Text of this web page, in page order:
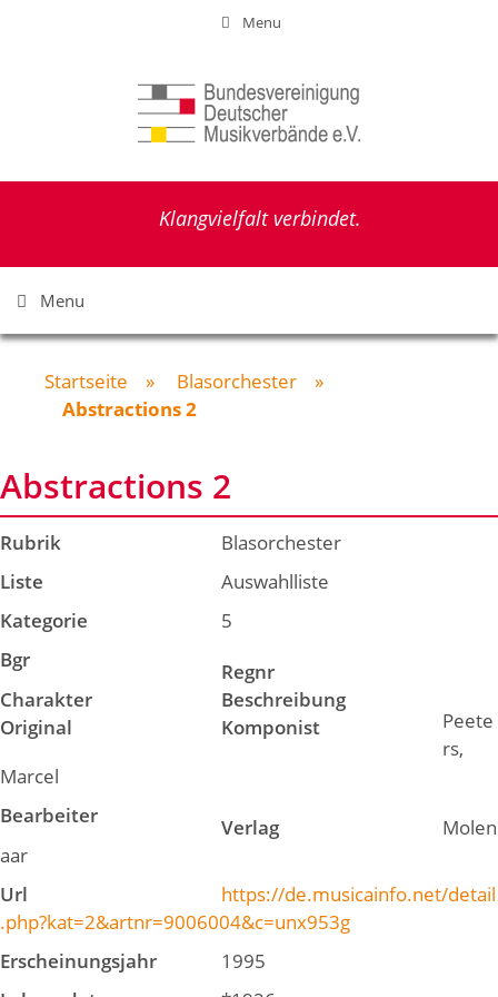
Menu
Klangvielfalt verbindet.
Menu
Startseite » Blasorchester »
Abstractions 2
Abstractions 2
Rubrik
Blasorchester
Liste
Auswahlliste
Kategorie
5
Bgr
Regnr
Charakter
Beschreibung
Original
Komponist
Peete
rs,
Marcel
Bearbeiter
Verlag
Molen
aar
Url
https://de.musicainfo.net/detail
.php?kat=2&artnr=9006004&c=unx953g
Erscheinungsjahr
1995